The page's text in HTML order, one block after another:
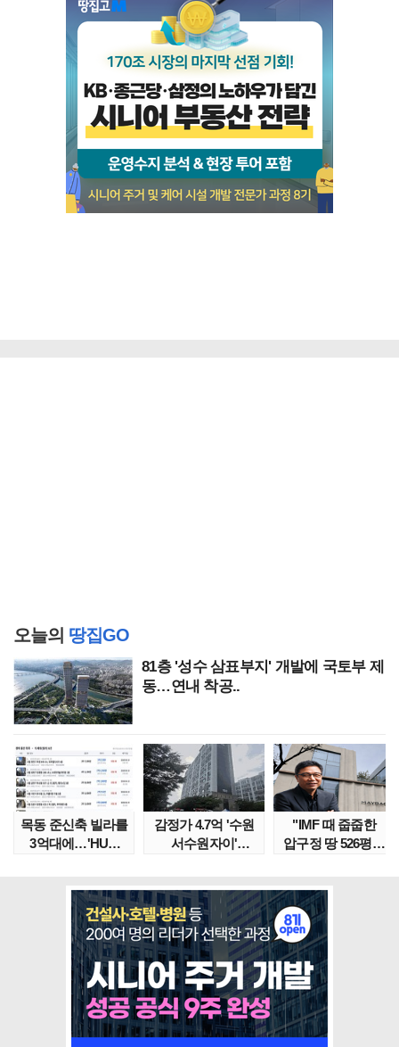
오늘의 땅집GO
81층 '성수 삼표부지' 개발에 국토부 제
동…연내 착공..
목동 준신축 빌라를
3억대에…'HUG
감정가 4.7억 '수원
서수원자이'
"IMF 때 줍줍한
압구정 땅 526평의